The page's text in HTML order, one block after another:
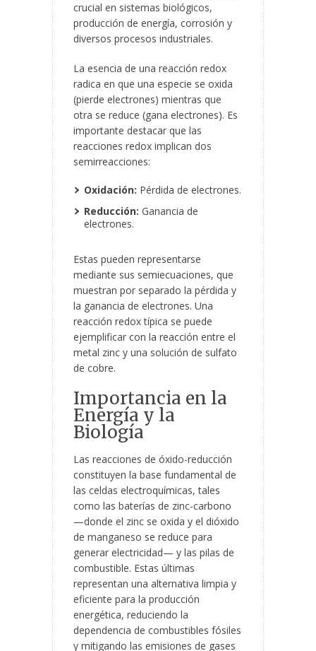
crucial en sistemas biológicos,
producción de energía, corrosión y
diversos procesos industriales.
La esencia de una reacción redox
radica en que una especie se oxida
(pierde electrones) mientras que
otra se reduce (gana electrones). Es
importante destacar que las
reacciones redox implican dos
semirreacciones:
Oxidación: Pérdida de electrones.
Reducción: Ganancia de
electrones.
Estas pueden representarse
mediante sus semiecuaciones, que
muestran por separado la pérdida y
la ganancia de electrones. Una
reacción redox típica se puede
ejemplificar con la reacción entre el
metal zinc y una solución de sulfato
de cobre.
Importancia en la
Energía y la
Biología
Las reacciones de óxido-reducción
constituyen la base fundamental de
las celdas electroquímicas, tales
como las baterías de zinc-carbono
—donde el zinc se oxida y el dióxido
de manganeso se reduce para
generar electricidad— y las pilas de
combustible. Estas últimas
representan una alternativa limpia y
eficiente para la producción
energética, reduciendo la
dependencia de combustibles fósiles
y mitigando las emisiones de gases